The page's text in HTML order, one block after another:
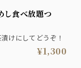
けにしてどうぞ！
¥1,300